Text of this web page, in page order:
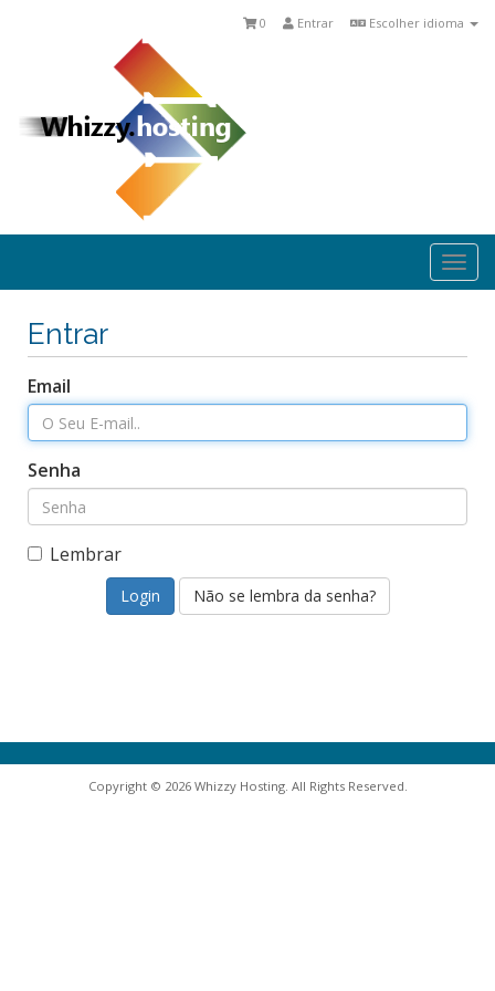
Escolher idioma
Entrar
0
Entrar
Email
Senha
Lembrar
Não se lembra da senha?
Copyright © 2026 Whizzy Hosting. All Rights Reserved.